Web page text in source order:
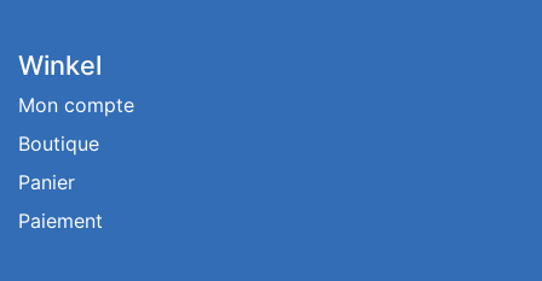
Winkel
Mon compte
Boutique
Panier
Paiement